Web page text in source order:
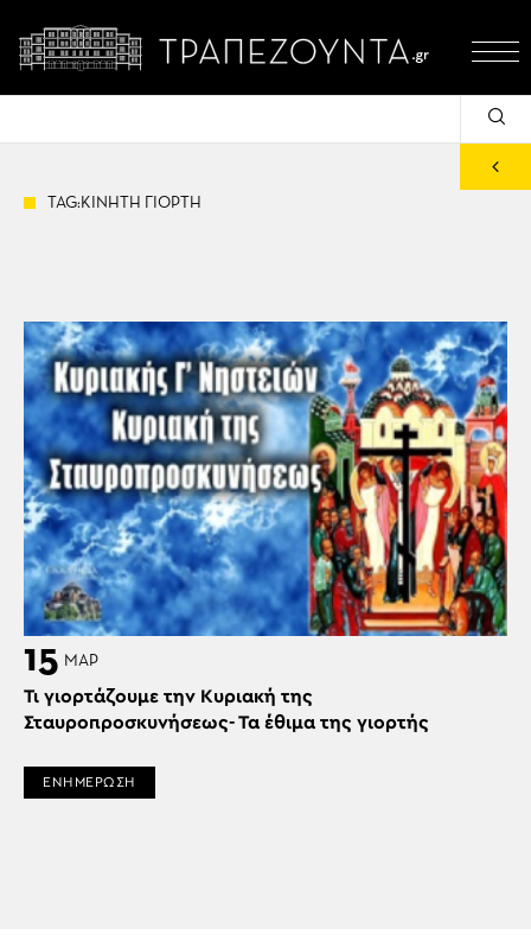
TAG:ΚΙΝΗΤΗ ΓΙΟΡΤΗ
15 ΜΑΡ
Τι γιορτάζουμε την Κυριακή της
Σταυροπροσκυνήσεως- Τα έθιμα της γιορτής
ΕΝΗΜΕΡΩΣΗ